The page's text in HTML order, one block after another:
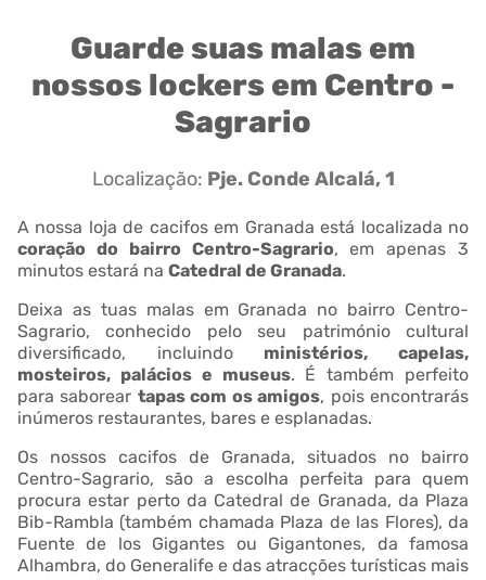
Guarde suas malas em
nossos lockers em Centro -
Sagrario
Localização: Pje. Conde Alcalá, 1
A nossa loja de cacifos em Granada está localizada no
coração do bairro Centro-Sagrario, em apenas 3
minutos estará na Catedral de Granada.
Deixa as tuas malas em Granada no bairro Centro-
Sagrario, conhecido pelo seu património cultural
diversificado, incluindo ministérios, capelas,
mosteiros, palácios e museus. É também perfeito
para saborear tapas com os amigos, pois encontrarás
inúmeros restaurantes, bares e esplanadas.
Os nossos cacifos de Granada, situados no bairro
Centro-Sagrario, são a escolha perfeita para quem
procura estar perto da Catedral de Granada, da Plaza
Bib-Rambla (também chamada Plaza de las Flores), da
Fuente de los Gigantes ou Gigantones, da famosa
Alhambra, do Generalife e das atracções turísticas mais